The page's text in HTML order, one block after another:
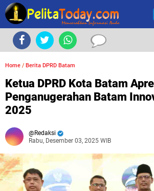
Home / Berita DPRD Batam
Ketua DPRD Kota Batam
Penganugerahan Batam
2025
Redaksi
Rabu, Desember 03, 2025 WIB